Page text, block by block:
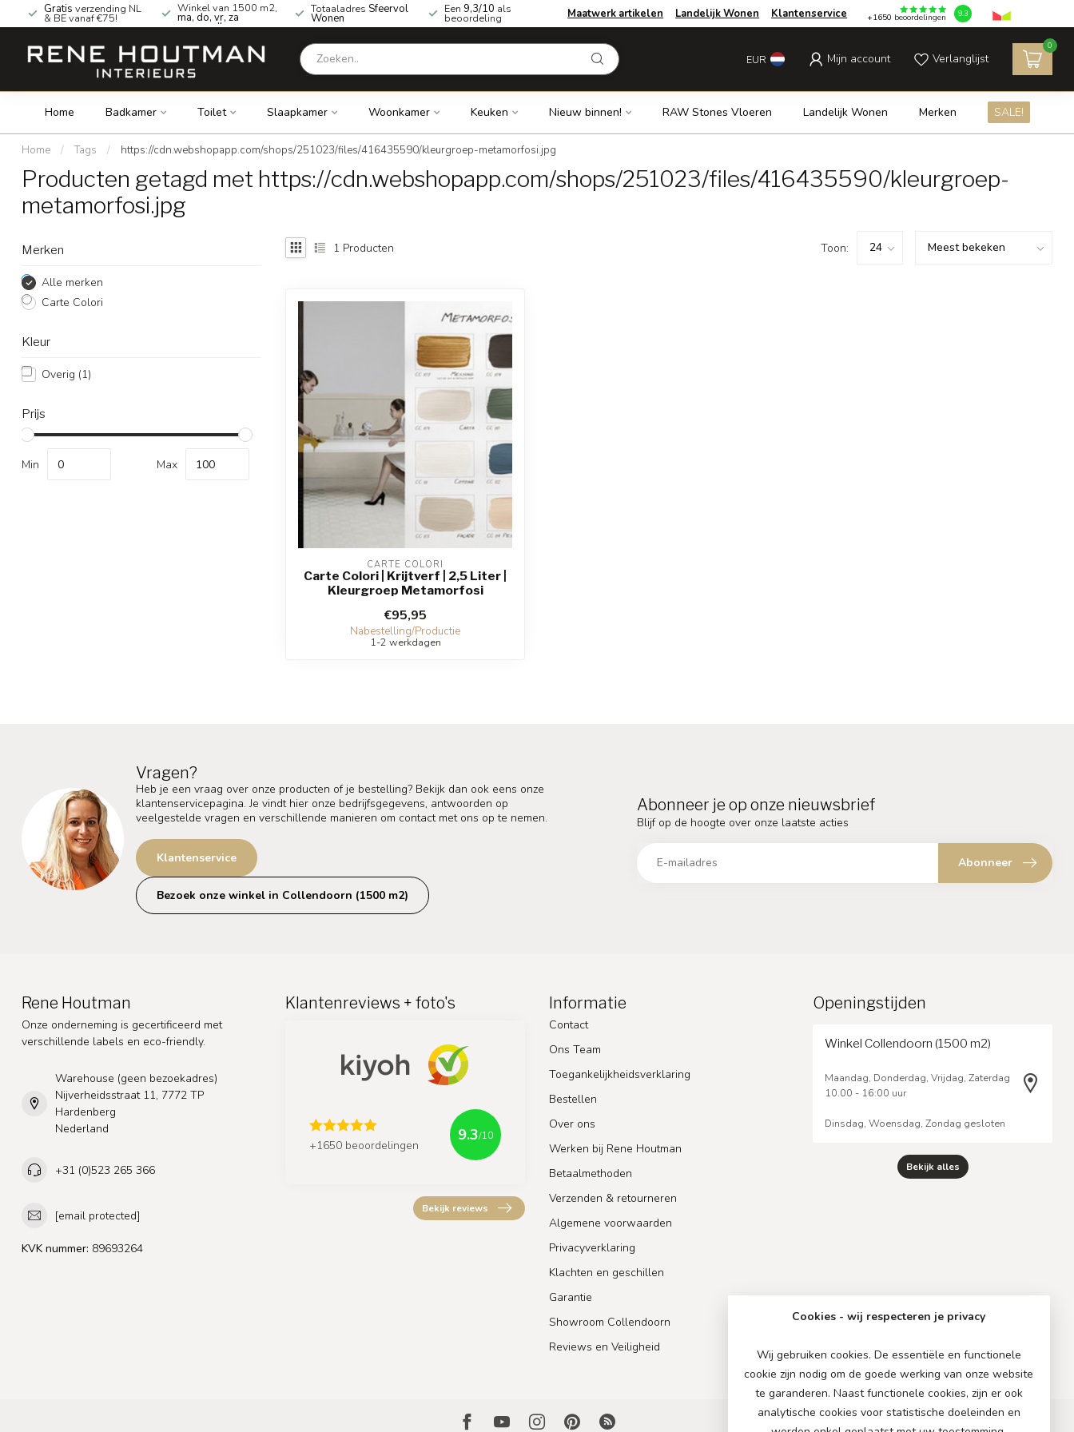
Gratis verzending NL
& BE vanaf €75!
Winkel van 1500 m2,
ma, do, vr, za
geopend!
Totaaladres Sfeervol
Wonen
Een 9,3/10 als
beoordeling Maatwerk artikelen Landelijk Wonen Klantenservice +1650 beoordelingen 9.3
EUR Mijn account Verlanglijst
0
Home Badkamer Toilet Slaapkamer Woonkamer Keuken Nieuw binnen! RAW Stones Vloeren Landelijk Wonen Merken SALE!
Home / Tags / https://cdn.webshopapp.com/shops/251023/files/416435590/kleurgroep-metamorfosi.jpg
Producten getagd met https://cdn.webshopapp.com/shops/251023/files/416435590/kleurgroep-
metamorfosi.jpg
Merken
Alle merken
Carte Colori
Kleur
Overig (1)
Prijs
Min Max
1 Producten Toon:
CARTE COLORI
Carte Colori | Krijtverf | 2,5 Liter |
Kleurgroep Metamorfosi
€95,95
Nabestelling/Productie
1-2 werkdagen
Vragen?
Heb je een vraag over onze producten of je bestelling? Bekijk dan ook eens onze
klantenservicepagina. Je vindt hier onze bedrijfsgegevens, antwoorden op
veelgestelde vragen en verschillende manieren om contact met ons op te nemen.
Klantenservice
Bezoek onze winkel in Collendoorn (1500 m2)
Abonneer je op onze nieuwsbrief
Blijf op de hoogte over onze laatste acties
Abonneer
Rene Houtman
Onze onderneming is gecertificeerd met
verschillende labels en eco-friendly.
Warehouse (geen bezoekadres)
Nijverheidsstraat 11, 7772 TP
Hardenberg
Nederland
+31 (0)523 265 366
[email protected]
KVK nummer: 89693264
Klantenreviews + foto's
+1650 beoordelingen
9.3/10
Bekijk reviews
Informatie
Contact
Ons Team
Toegankelijkheidsverklaring
Bestellen
Over ons
Werken bij Rene Houtman
Betaalmethoden
Verzenden & retourneren
Algemene voorwaarden
Privacyverklaring
Klachten en geschillen
Garantie
Showroom Collendoorn
Reviews en Veiligheid
Openingstijden
Winkel Collendoorn (1500 m2)
Maandag, Donderdag, Vrijdag, Zaterdag
10.00 - 16:00 uur
Dinsdag, Woensdag, Zondag gesloten
Bekijk alles
Cookies - wij respecteren je privacy
Wij gebruiken cookies. De essentiële en functionele
cookie zijn nodig om de goede werking van onze website
te garanderen. Naast functionele cookies, zijn er ook
analytische cookies voor statistische doeleinden en